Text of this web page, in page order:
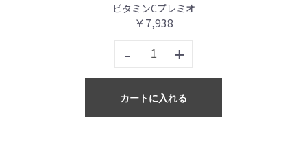
ビタミンCプレミオ
￥7,938
- +
カートに入れる